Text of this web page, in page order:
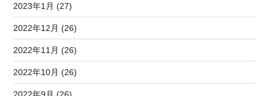
2023年1月 (27)
2022年12月 (26)
2022年11月 (26)
2022年10月 (26)
2022年9月 (26)